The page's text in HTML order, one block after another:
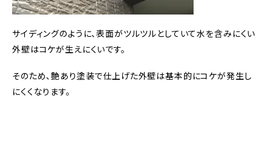
サイディングのように、表面がツルツルとしていて水を含みにくい
外壁はコケが生えにくいです。
そのため、艶あり塗装で仕上げた外壁は基本的にコケが発生し
にくくなります。